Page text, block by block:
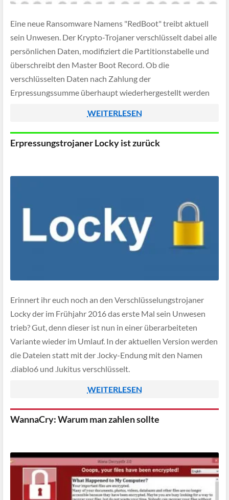
Eine neue Ransomware Namens "RedBoot" treibt aktuell
sein Unwesen. Der Krypto-Trojaner verschlüsselt dabei alle
persönlichen Daten, modifiziert die Partitionstabelle und
überschreibt den Master Boot Record. Ob die
verschlüsselten Daten nach Zahlung der
Erpressungssumme überhaupt wiederhergestellt werden
WEITERLESEN
Erpressungstrojaner Locky ist zurück
Erinnert ihr euch noch an den Verschlüsselungstrojaner
Locky der im Frühjahr 2016 das erste Mal sein Unwesen
trieb? Gut, denn dieser ist nun in einer überarbeiteten
Variante wieder im Umlauf. In der aktuellen Version werden
die Dateien statt mit der .locky-Endung mit den Namen
.diablo6 und .lukitus verschlüsselt.
WEITERLESEN
WannaCry: Warum man zahlen sollte